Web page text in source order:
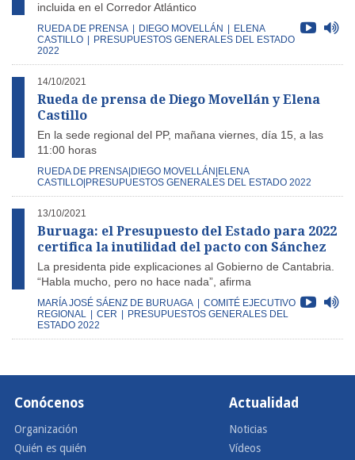
incluida en el Corredor Atlántico
RUEDA DE PRENSA DIEGO MOVELLÁN
ELENA
CASTILLO
PRESUPUESTOS GENERALES DEL ESTADO
2022
14/10/2021
Rueda de prensa de Diego Movellán y Elena
Castillo
En la sede regional del PP, mañana viernes, día 15, a las
11:00 horas
RUEDA DE PRENSA|DIEGO MOVELLÁN|ELENA
CASTILLO|PRESUPUESTOS GENERALES DEL ESTADO 2022
13/10/2021
Buruaga: el Presupuesto del Estado para 2022
certifica la inutilidad del pacto con Sánchez
La presidenta pide explicaciones al Gobierno de Cantabria.
“Habla mucho, pero no hace nada”, afirma
MARÍA JOSÉ SÁENZ DE BURUAGA
COMITÉ EJECUTIVO
REGIONAL
CER
PRESUPUESTOS GENERALES DEL
ESTADO 2022
Conócenos
Organización
Quién es quién
Actualidad
Noticias
Vídeos